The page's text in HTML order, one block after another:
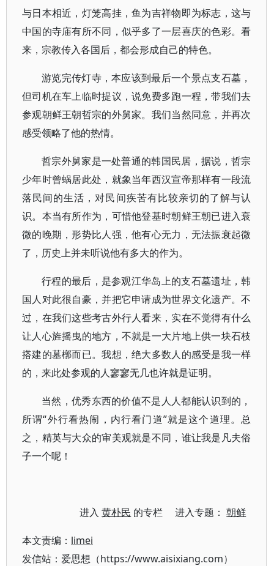
与日本相近，灯笼高挂，鱼为吉祥物即为标志，这与
中国的寺庙有所不同，似乎多了一层喜庆的色彩。看
来，宗教传入各国后，都会形成自己的特色。
游览完传灯寺，本应该到最后一个景点支石墓，
但司机在车上临时提议，说免费多跑一程，带我们去
参观朝鲜王朝哲宗的外舅家。我们当然同意，并再次
感受领略了他的热情。
哲宗外舅家是一处普通的韩国民居，据说，哲宗
少年时曾蜗居此处，就象当年西汉宣帝那样有一段流
落民间的生活，对民间疾苦有比较亲切的了解与认
识。本当有所作为，可惜他登基时朝鲜王朝已进入衰
微的晚期，形势比人强，他有心无力，无法振衰起微
了，历史上并未听说他有多大的作为。
行程的最后，是参观江华岛上的支石墓遗址，韩
国人对此很自豪，并把它申请成为世界文化遗产。不
过，在我们这些考古外行人看来，实在不觉得有什么
让人心旌摇曳的地方，不就是一大片地上供一块石枝
搭建的墓槨而已。我想，绝大多数人的感受是我一样
的，来此处参观的人寥寥无几也许就是证明。
当然，优秀东西的价值不是人人都能认识到的，
所谓“外行看热闹，内行看门道”就是这个道理。总
之，精英与大众的审美观就是不同，谁让我是凡夫俗
子一个呢！
进入黄朴民 的专栏 进入专题：朝鲜
本文责编： limei
发信站：爱思想（https://www.aisixiang.com）